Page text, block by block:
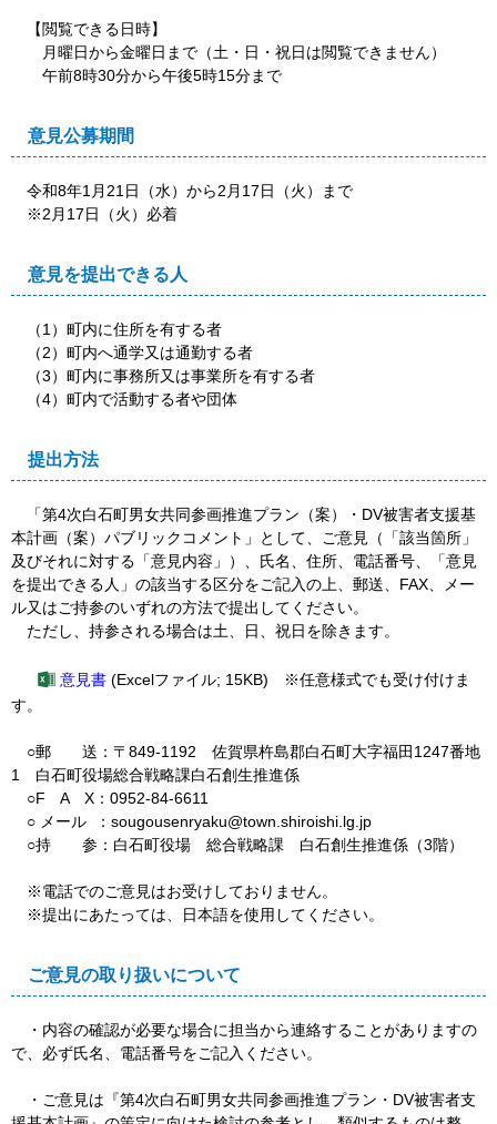
【閲覧できる日時】
月曜日から金曜日まで（土・日・祝日は閲覧できません）
午前8時30分から午後5時15分まで
意見公募期間
令和8年1月21日（水）から2月17日（火）まで
※2月17日（火）必着
意見を提出できる人
（1）町内に住所を有する者
（2）町内へ通学又は通勤する者
（3）町内に事務所又は事業所を有する者
（4）町内で活動する者や団体
提出方法
「第4次白石町男女共同参画推進プラン（案）・DV被害者支援基
本計画（案）パブリックコメント」として、ご意見（「該当箇所」
及びそれに対する「意見内容」）、氏名、住所、電話番号、「意見
を提出できる人」の該当する区分をご記入の上、郵送、FAX、メー
ル又はご持参のいずれの方法で提出してください。
ただし、持参される場合は土、日、祝日を除きます。
意見書 (Excelファイル; 15KB) ※任意様式でも受け付けま
す。
○郵 送：〒849-1192 佐賀県杵島郡白石町大字福田1247番地
1 白石町役場総合戦略課白石創生推進係
○F A X：0952-84-6611
○ メール ：sougousenryaku@town.shiroishi.lg.jp
○持 参：白石町役場 総合戦略課 白石創生推進係（3階）
※電話でのご意見はお受けしておりません。
※提出にあたっては、日本語を使用してください。
ご意見の取り扱いについて
・内容の確認が必要な場合に担当から連絡することがありますの
で、必ず氏名、電話番号をご記入ください。
・ご意見は『第4次白石町男女共同参画推進プラン・DV被害者支